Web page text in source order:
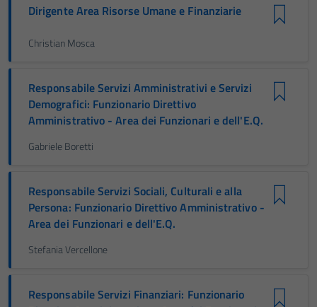
Dirigente Area Risorse Umane e Finanziarie
Christian Mosca
Responsabile Servizi Amministrativi e Servizi
Demografici: Funzionario Direttivo
Amministrativo - Area dei Funzionari e dell'E.Q.
Gabriele Boretti
Responsabile Servizi Sociali, Culturali e alla
Persona: Funzionario Direttivo Amministrativo -
Area dei Funzionari e dell'E.Q.
Stefania Vercellone
Responsabile Servizi Finanziari: Funzionario